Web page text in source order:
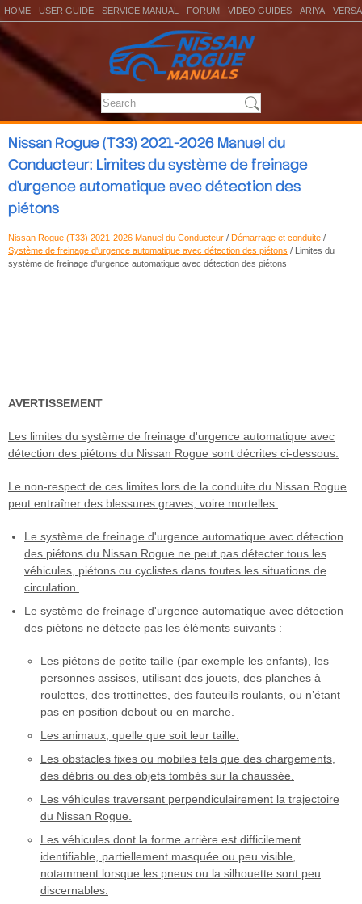
HOME USER GUIDE SERVICE MANUAL FORUM VIDEO GUIDES ARIYA VERSA
Nissan Rogue (T33) 2021-2026 Manuel du
Conducteur: Limites du système de freinage
d'urgence automatique avec détection des
piétons
Nissan Rogue (T33) 2021-2026 Manuel du Conducteur / Démarrage et conduite /
Système de freinage d'urgence automatique avec détection des piétons / Limites du
système de freinage d'urgence automatique avec détection des piétons
AVERTISSEMENT
Les limites du système de freinage d'urgence automatique avec
détection des piétons du Nissan Rogue sont décrites ci-dessous.
Le non-respect de ces limites lors de la conduite du Nissan Rogue
peut entraîner des blessures graves, voire mortelles.
Le système de freinage d'urgence automatique avec détection
des piétons du Nissan Rogue ne peut pas détecter tous les
véhicules, piétons ou cyclistes dans toutes les situations de
circulation.
Le système de freinage d'urgence automatique avec détection
des piétons ne détecte pas les éléments suivants :
Les piétons de petite taille (par exemple les enfants), les
personnes assises, utilisant des jouets, des planches à
roulettes, des trottinettes, des fauteuils roulants, ou n’étant
pas en position debout ou en marche.
Les animaux, quelle que soit leur taille.
Les obstacles fixes ou mobiles tels que des chargements,
des débris ou des objets tombés sur la chaussée.
Les véhicules traversant perpendiculairement la trajectoire
du Nissan Rogue.
Les véhicules dont la forme arrière est difficilement
identifiable, partiellement masquée ou peu visible,
notamment lorsque les pneus ou la silhouette sont peu
discernables.